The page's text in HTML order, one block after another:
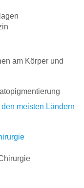
am Körper und
meisten Ländern